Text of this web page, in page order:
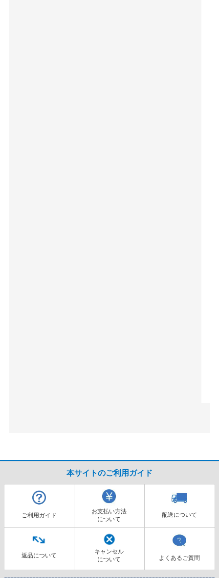
本サイトのご利用ガイド
ご利用ガイド
お支払い方法
について
配送について
返品について
キャンセル
について
よくあるご質問